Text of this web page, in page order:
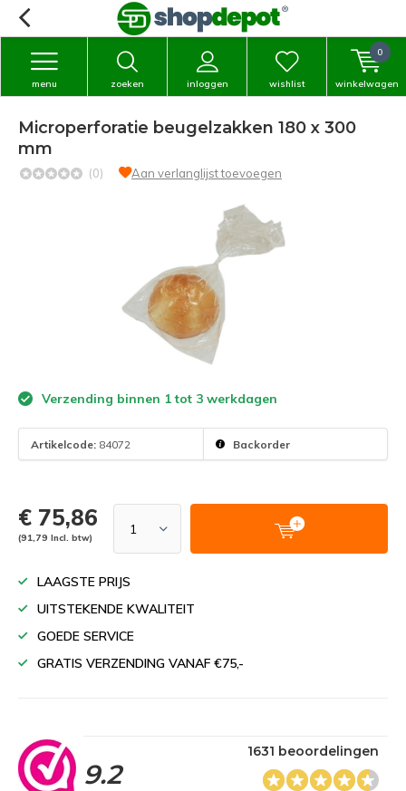
zoeken inloggen
menu wishlist winkelwagen
0
Microperforatie beugelzakken 180 x 300
mm
(0) Aan verlanglijst toevoegen
Verzending binnen 1 tot 3 werkdagen
Artikelcode: 84072 Backorder
€ 75,86
(91,79 Incl. btw)
LAAGSTE PRIJS
UITSTEKENDE KWALITEIT
GOEDE SERVICE
GRATIS VERZENDING VANAF €75,-
9.2
1631 beoordelingen